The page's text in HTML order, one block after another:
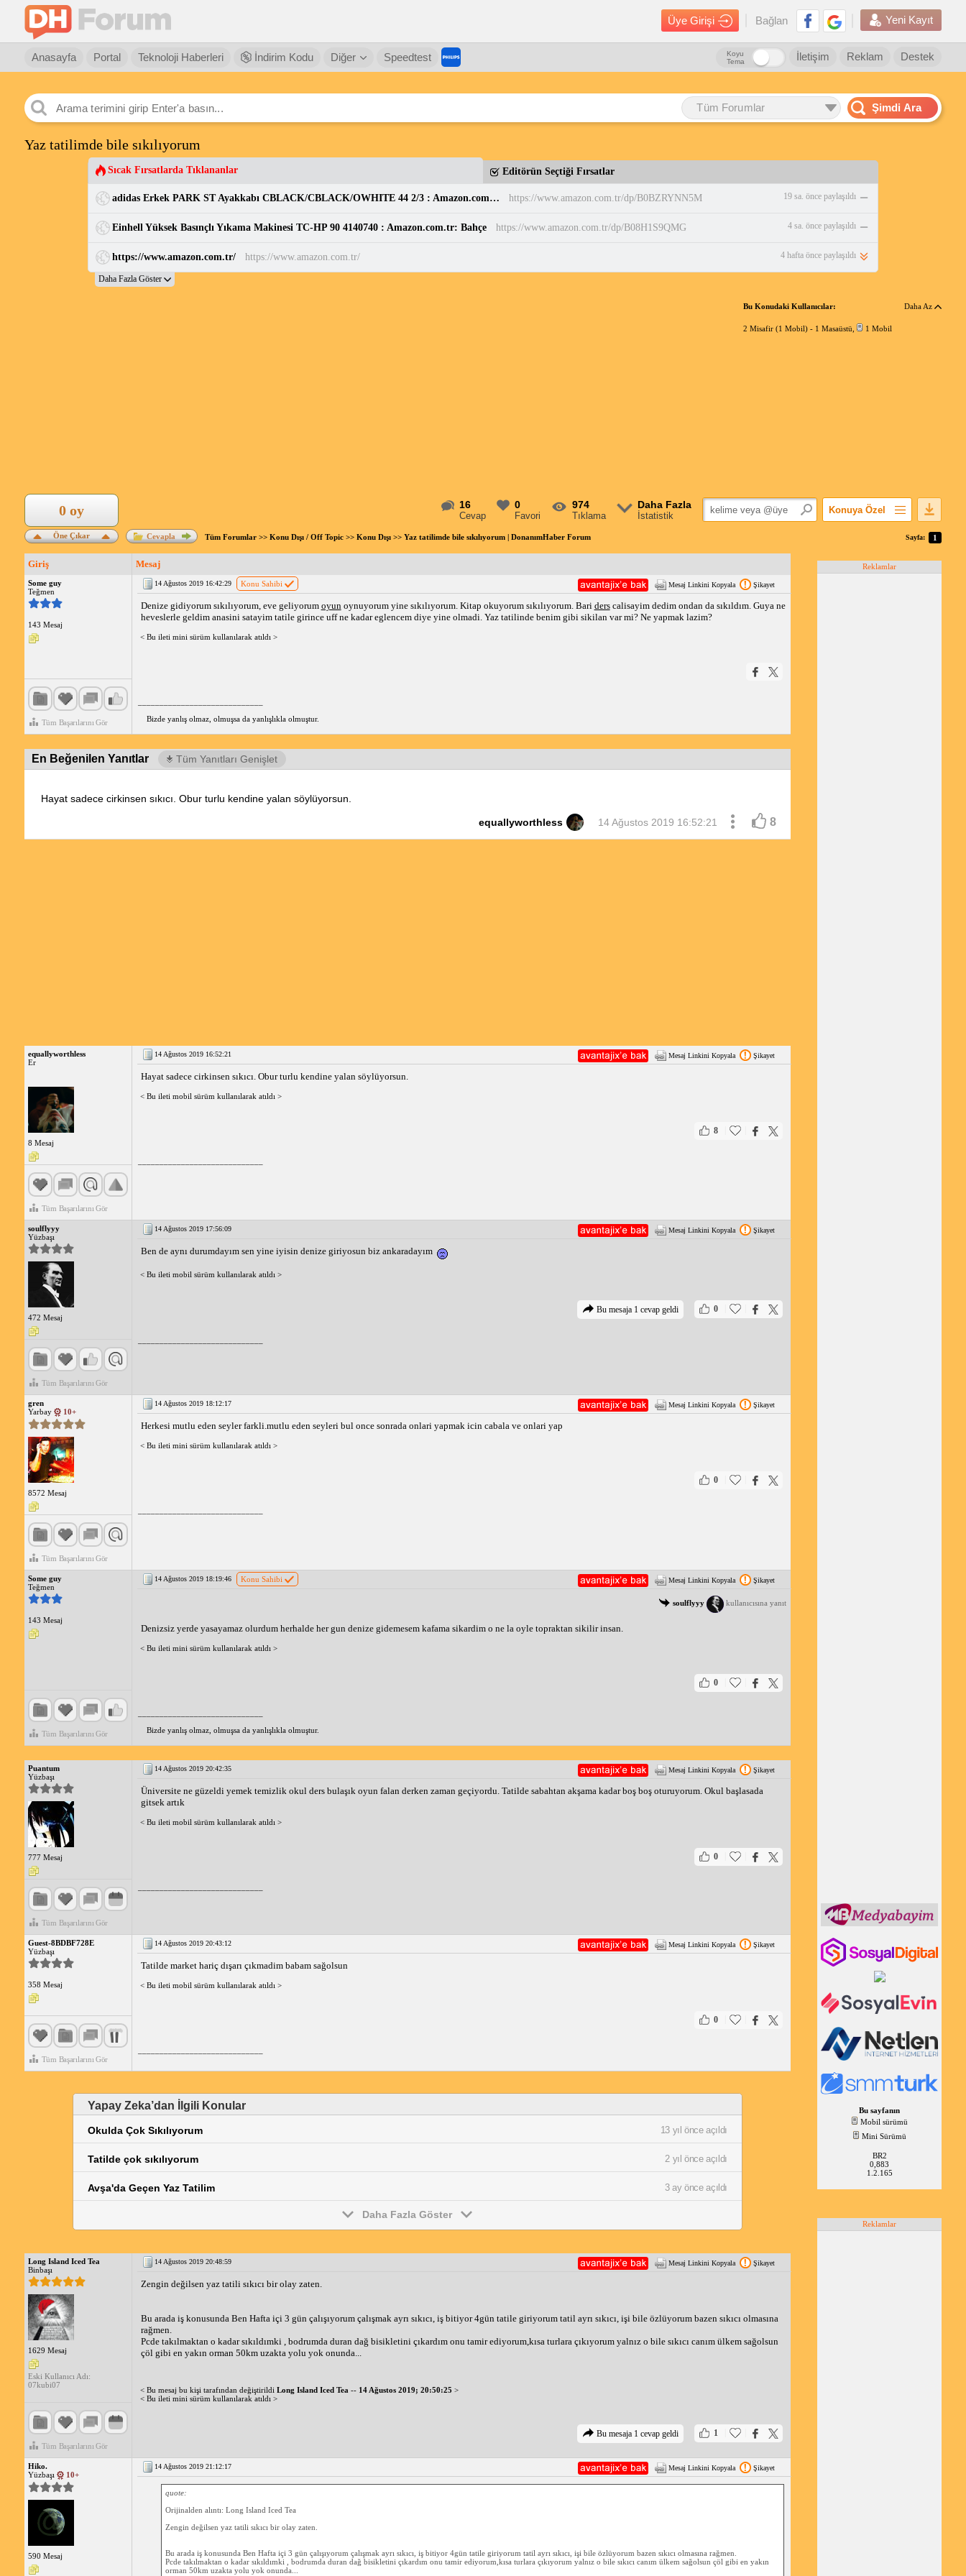
Üye Girişi Bağlan Yeni Kayıt
Anasayfa Portal Teknoloji Haberleri İndirim Kodu Diğer Speedtest Destek
Reklam
İletişim
Koyu
Tema
Tüm Forumlar Şimdi Ara
Yaz tatilimde bile sıkılıyorum
Sıcak Fırsatlarda Tıklananlar Editörün Seçtiği Fırsatlar
adidas Erkek PARK ST Ayakkabı CBLACK/CBLACK/OWHITE 44 2/3 : Amazon.com.tr: Moda https://www.amazon.com.tr/dp/B0BZRYNN5M 19 sa. önce paylaşıldı
Einhell Yüksek Basınçlı Yıkama Makinesi TC-HP 90 4140740 : Amazon.com.tr: Bahçe https://www.amazon.com.tr/dp/B08H1S9QMG 4 sa. önce paylaşıldı
https://www.amazon.com.tr/ https://www.amazon.com.tr/ 4 hafta önce paylaşıldı
Bu Konudaki Kullanıcılar: Daha Az
2 Misafir (1 Mobil) - 1 Masaüstü 1 Mobil
16
Cevap
0
Favori
974
Tıklama
Daha Fazla
İstatistik
Konuya Özel
Popüler Mesajlar
Öne Çıkar
0 oy
Cevapla Tüm Forumlar>> Konu Dışı / Off Topic>> Konu Dışı>> Yaz tatilimde bile sıkılıyorum | DonanımHaber Forum Sayfa: 1
Giriş Mesaj
Some guy
Teğmen
143 Mesaj
Tüm Başarılarını Gör
14 Ağustos 2019 16:42:29 Konu Sahibi Mesaj Linkini Kopyala Şikayet
Denize gidiyorum sıkılıyorum, eve geliyorum oyunoynuyorum yine sıkılıyorum. Kitap okuyorum sıkılıyorum. Bari derscalisayim dedim ondan da sıkıldım. Guya ne
heveslerle geldim anasini satayim tatile girince uff ne kadar eglencem diye yine olmadi. Yaz tatilinde benim gibi sikilan var mi? Ne yapmak lazim?
< Bu ileti mini sürüm kullanılarak atıldı >
Bizde yanlış olmaz, olmuşsa da yanlışlıkla olmuştur.
En Beğenilen Yanıtlar Tüm Yanıtları Genişlet
Hayat sadece cirkinsen sıkıcı. Obur turlu kendine yalan söylüyorsun.
equallyworthless 14 Ağustos 2019 16:52:21 8
equallyworthless
Er
8 Mesaj
Tüm Başarılarını Gör
14 Ağustos 2019 16:52:21 Mesaj Linkini Kopyala Şikayet
Hayat sadece cirkinsen sıkıcı. Obur turlu kendine yalan söylüyorsun.
< Bu ileti mobil sürüm kullanılarak atıldı >
8
soulflyyy
Yüzbaşı
472 Mesaj
Tüm Başarılarını Gör
14 Ağustos 2019 17:56:09 Mesaj Linkini Kopyala Şikayet
Ben de aynı durumdayım sen yine iyisin denize giriyosun biz ankaradayım
< Bu ileti mobil sürüm kullanılarak atıldı >
0
Bu mesaja 1 cevap geldi
gren
Yarbay
10+
8572 Mesaj
Tüm Başarılarını Gör
14 Ağustos 2019 18:12:17 Mesaj Linkini Kopyala Şikayet
Herkesi mutlu eden seyler farkli.mutlu eden seyleri bul once sonrada onlari yapmak icin cabala ve onlari yap
< Bu ileti mini sürüm kullanılarak atıldı >
0
Some guy
Teğmen
143 Mesaj
Tüm Başarılarını Gör
14 Ağustos 2019 18:19:46 Konu Sahibi Mesaj Linkini Kopyala Şikayet
soulflyyy kullanıcısına yanıt
Denizsiz yerde yasayamaz olurdum herhalde her gun denize gidemesem kafama sikardim o ne la oyle topraktan sikilir insan.
< Bu ileti mini sürüm kullanılarak atıldı >
0
Bizde yanlış olmaz, olmuşsa da yanlışlıkla olmuştur.
Puantum
Yüzbaşı
777 Mesaj
Tüm Başarılarını Gör
14 Ağustos 2019 20:42:35 Mesaj Linkini Kopyala Şikayet
Üniversite ne güzeldi yemek temizlik okul ders bulaşık oyun falan derken zaman geçiyordu. Tatilde sabahtan akşama kadar boş boş oturuyorum. Okul başlasada
gitsek artık
< Bu ileti mobil sürüm kullanılarak atıldı >
0
Guest-8BDBF728E
Yüzbaşı
358 Mesaj
Tüm Başarılarını Gör
14 Ağustos 2019 20:43:12 Mesaj Linkini Kopyala Şikayet
Tatilde market hariç dışarı çıkmadim babam sağolsun
< Bu ileti mobil sürüm kullanılarak atıldı >
0
Yapay Zeka’dan İlgili Konular
Okulda Çok Sıkılıyorum 13 yıl önce açıldı
Tatilde çok sıkılıyorum 2 yıl önce açıldı
Avşa'da Geçen Yaz Tatilim 3 ay önce açıldı
Daha Fazla Göster
Long Island Iced Tea
Binbaşı
1629 Mesaj
Eski Kullanıcı Adı:
07kubi07
Tüm Başarılarını Gör
14 Ağustos 2019 20:48:59 Mesaj Linkini Kopyala Şikayet
Zengin değilsen yaz tatili sıkıcı bir olay zaten.
Bu arada iş konusunda Ben Hafta içi 3 gün çalışıyorum çalışmak ayrı sıkıcı, iş bitiyor 4gün tatile giriyorum tatil ayrı sıkıcı, işi bile özlüyorum bazen sıkıcı olmasına
rağmen.
Pcde takılmaktan o kadar sıkıldımki , bodrumda duran dağ bisikletini çıkardım onu tamir ediyorum,kısa turlara çıkıyorum yalnız o bile sıkıcı canım ülkem sağolsun
çöl gibi en yakın orman 50km uzakta yolu yok onunda...
< Bu mesaj bu kişi tarafından değiştirildi Long Island Iced Tea -- 14 Ağustos 2019; 20:50:25 >
< Bu ileti mini sürüm kullanılarak atıldı >
1
Bu mesaja 1 cevap geldi
Hiko.
Yüzbaşı
10+
590 Mesaj
14 Ağustos 2019 21:12:17 Mesaj Linkini Kopyala Şikayet
quote:
Orijinalden alıntı: Long Island Iced Tea
Zengin değilsen yaz tatili sıkıcı bir olay zaten.
Bu arada iş konusunda Ben Hafta içi 3 gün çalışıyorum çalışmak ayrı sıkıcı, iş bitiyor 4gün tatile giriyorum tatil ayrı sıkıcı, işi bile özlüyorum bazen sıkıcı olmasına rağmen.
Pcde takılmaktan o kadar sıkıldımki , bodrumda duran dağ bisikletini çıkardım onu tamir ediyorum,kısa turlara çıkıyorum yalnız o bile sıkıcı canım ülkem sağolsun çöl gibi en yakın
orman 50km uzakta yolu yok onunda...
Reklamlar
Bu sayfanın
Mobil sürümü
Mini Sürümü
BR2
0,883
1.2.165
Reklamlar